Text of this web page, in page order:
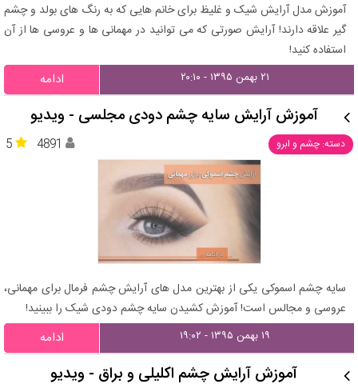
آموزش مدل آرایش شیک و غلیظ برای خانم هایی که به رنگ های بولد و چشم
گیر علاقه دارند! آرایش صورتی که می توانید در مهمانی ها و عروسی ها از آن
استفاده کنید!
۲۱ بهمن ۱۳۹۵ - ۲۰:۱۰ ادامه
آموزش آرایش سایه چشم دودی مجلسی - ویدیو
دسته: چشم و ابرو 5 4891
سایه چشم اسموکی یکی از بهترین مدل های آرایش چشم فرمال برای مهمانی،
عروسی و مجالس است! آموزش کشیدن سایه چشم دودی شیک را ببینید!
۱۹ بهمن ۱۳۹۵ - ۱۹:۰۲ ادامه
آموزش آرایش چشم اکلیلی و براق - ویدیو